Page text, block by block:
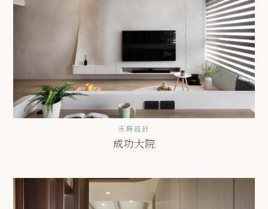
沃蒔設計
成功大院